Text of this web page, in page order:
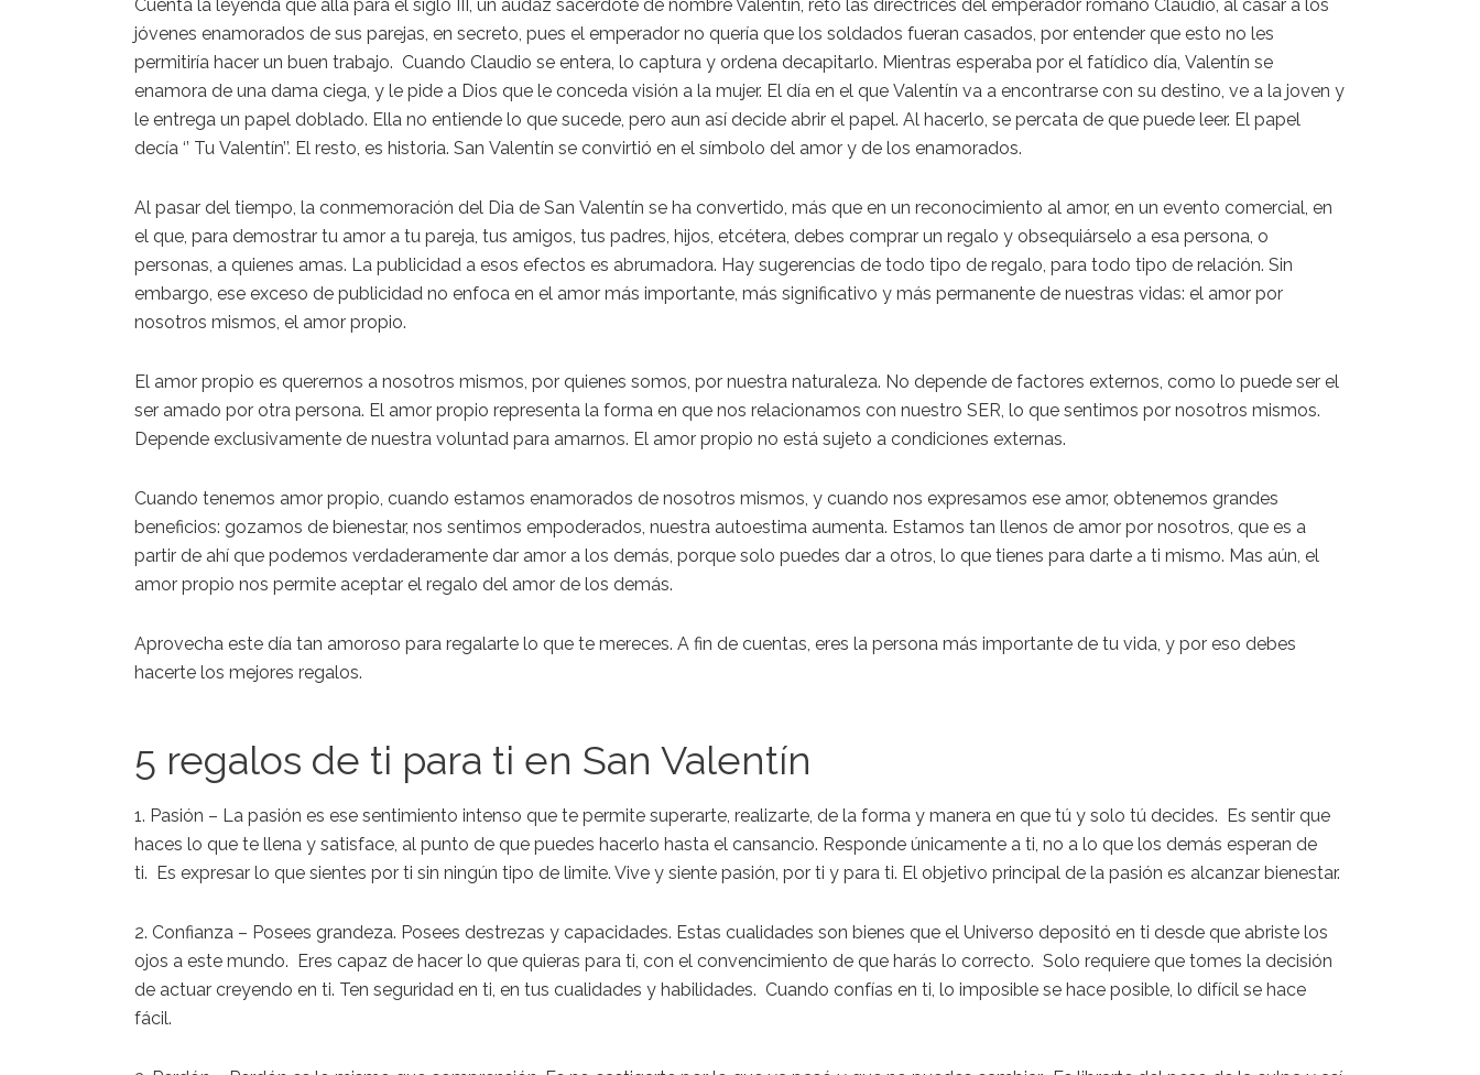
Cuenta la leyenda que allá para el siglo III, un audaz sacerdote de nombre Valentín, retó las directrices del emperador romano Claudio, al casar a los
jóvenes enamorados de sus parejas, en secreto, pues el emperador no quería que los soldados fueran casados, por entender que esto no les
permitiría hacer un buen trabajo. Cuando Claudio se entera, lo captura y ordena decapitarlo. Mientras esperaba por el fatídico día, Valentín se
enamora de una dama ciega, y le pide a Dios que le conceda visión a la mujer. El día en el que Valentín va a encontrarse con su destino, ve a la joven y
le entrega un papel doblado. Ella no entiende lo que sucede, pero aun así decide abrir el papel. Al hacerlo, se percata de que puede leer. El papel
decía ‘’ Tu Valentín’’. El resto, es historia. San Valentín se convirtió en el símbolo del amor y de los enamorados.
Al pasar del tiempo, la conmemoración del Dia de San Valentín se ha convertido, más que en un reconocimiento al amor, en un evento comercial, en
el que, para demostrar tu amor a tu pareja, tus amigos, tus padres, hijos, etcétera, debes comprar un regalo y obsequiárselo a esa persona, o
personas, a quienes amas. La publicidad a esos efectos es abrumadora. Hay sugerencias de todo tipo de regalo, para todo tipo de relación. Sin
embargo, ese exceso de publicidad no enfoca en el amor más importante, más significativo y más permanente de nuestras vidas: el amor por
nosotros mismos, el amor propio.
El amor propio es querernos a nosotros mismos, por quienes somos, por nuestra naturaleza. No depende de factores externos, como lo puede ser el
ser amado por otra persona. El amor propio representa la forma en que nos relacionamos con nuestro SER, lo que sentimos por nosotros mismos.
Depende exclusivamente de nuestra voluntad para amarnos. El amor propio no está sujeto a condiciones externas.
Cuando tenemos amor propio, cuando estamos enamorados de nosotros mismos, y cuando nos expresamos ese amor, obtenemos grandes
beneficios: gozamos de bienestar, nos sentimos empoderados, nuestra autoestima aumenta. Estamos tan llenos de amor por nosotros, que es a
partir de ahí que podemos verdaderamente dar amor a los demás, porque solo puedes dar a otros, lo que tienes para darte a ti mismo. Mas aún, el
amor propio nos permite aceptar el regalo del amor de los demás.
Aprovecha este día tan amoroso para regalarte lo que te mereces. A fin de cuentas, eres la persona más importante de tu vida, y por eso debes
hacerte los mejores regalos.
5 regalos de ti para ti en San Valentín ​
1. Pasión – La pasión es ese sentimiento intenso que te permite superarte, realizarte, de la forma y manera en que tú y solo tú decides. Es sentir que
haces lo que te llena y satisface, al punto de que puedes hacerlo hasta el cansancio. Responde únicamente a ti, no a lo que los demás esperan de
ti. Es expresar lo que sientes por ti sin ningún tipo de limite. Vive y siente pasión, por ti y para ti. El objetivo principal de la pasión es alcanzar bienestar.
2. Confianza – Posees grandeza. Posees destrezas y capacidades. Estas cualidades son bienes que el Universo depositó en ti desde que abriste los
ojos a este mundo. Eres capaz de hacer lo que quieras para ti, con el convencimiento de que harás lo correcto. Solo requiere que tomes la decisión
de actuar creyendo en ti. Ten seguridad en ti, en tus cualidades y habilidades. Cuando confías en ti, lo imposible se hace posible, lo difícil se hace
fácil.